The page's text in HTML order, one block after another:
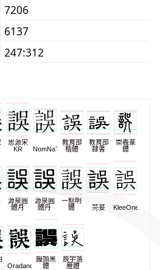
7206
6137
247:312
思源宋
KR
NomNaTong
教育部
楷體
教育部
隸書
崇羲篆
體
源泉圓
體月
源泉圓
體丹
一點明
體
芫荽 KleeOne
Oradano
饅頭黑
體
辰宇落
雁體